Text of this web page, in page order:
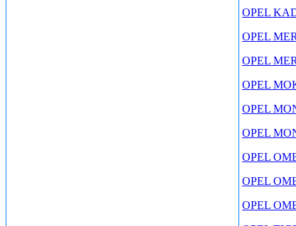
OPEL
OPEL
OPEL
OPEL
OPEL
OPEL
OPEL
OPEL
OPEL